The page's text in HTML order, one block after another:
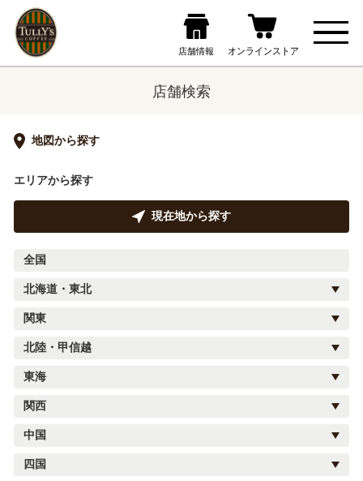
店舗検索
地図から探す
エリアから探す
現在地から探す
全国
北海道・東北
関東
北陸・甲信越
東海
関西
中国
四国